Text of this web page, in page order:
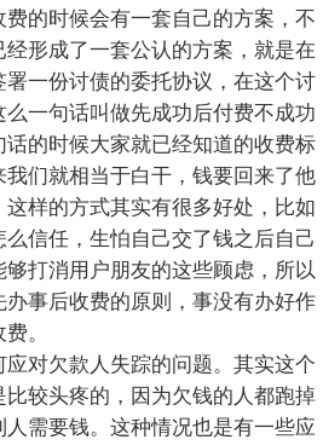
的时候会有一套自己的方案，不
形成了一套公认的方案，就是在
一份讨债的委托协议，在这个讨
一句话叫做先成功后付费不成功
的时候大家就已经知道的收费标
们就相当于白干，钱要回来了他
样的方式其实有很多好处，比如
信任，生怕自己交了钱之后自己
打消用户朋友的这些顾虑，所以
事后收费的原则，事没有办好作
。
对欠款人失踪的问题。其实这个
较头疼的，因为欠钱的人都跑掉
需要钱。这种情况也是有一些应